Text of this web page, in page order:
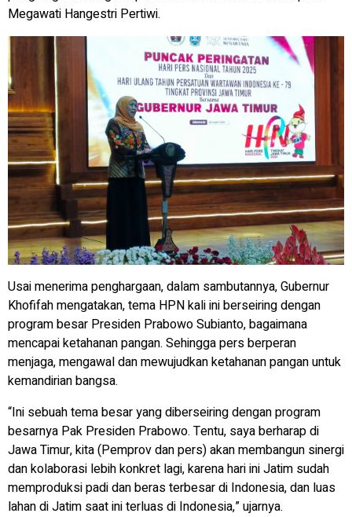
Megawati Hangestri Pertiwi.
Usai menerima penghargaan, dalam sambutannya, Gubernur
Khofifah mengatakan, tema HPN kali ini berseiring dengan
program besar Presiden Prabowo Subianto, bagaimana
mencapai ketahanan pangan. Sehingga pers berperan
menjaga, mengawal dan mewujudkan ketahanan pangan untuk
kemandirian bangsa.
“Ini sebuah tema besar yang diberseiring dengan program
besarnya Pak Presiden Prabowo. Tentu, saya berharap di
Jawa Timur, kita (Pemprov dan pers) akan membangun sinergi
dan kolaborasi lebih konkret lagi, karena hari ini Jatim sudah
memproduksi padi dan beras terbesar di Indonesia, dan luas
lahan di Jatim saat ini terluas di Indonesia,” ujarnya.